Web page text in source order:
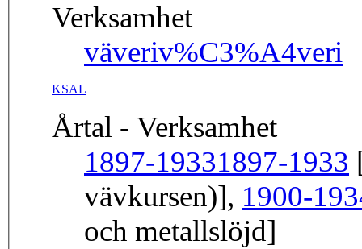
Verksamhet
väveriv%C3%A4veri
KSAL
Årtal - Verksamhet
1897-19331897-1933
vävkursen)], 1900-
och metallslöjd]